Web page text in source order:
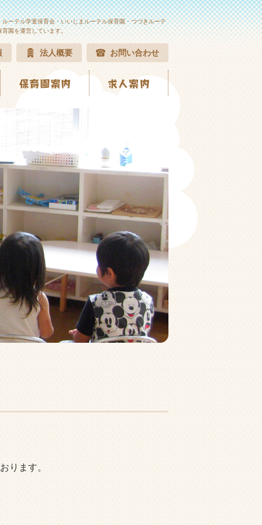
ーテル学童保育会・いいじまルーテル保育園・つづきルーテ
園を運営しています。
お問い合わせ
法人概要
ります。